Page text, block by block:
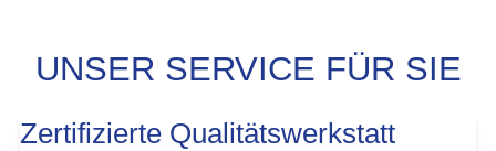
UNSER SERVICE FÜR SIE
Zertifizierte Qualitätswerkstatt